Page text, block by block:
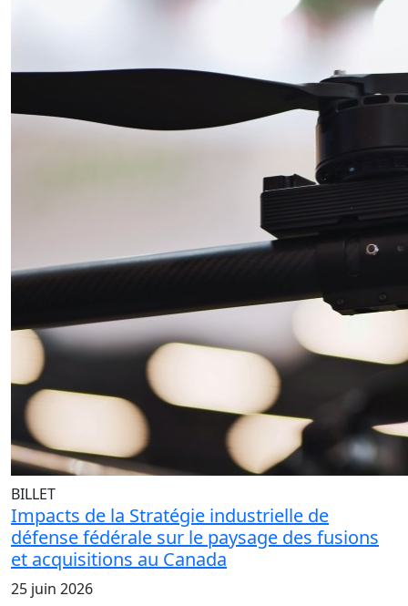
BILLET
Impacts de la Stratégie industrielle de
défense fédérale sur le paysage des fusions
et acquisitions au Canada
25 juin 2026